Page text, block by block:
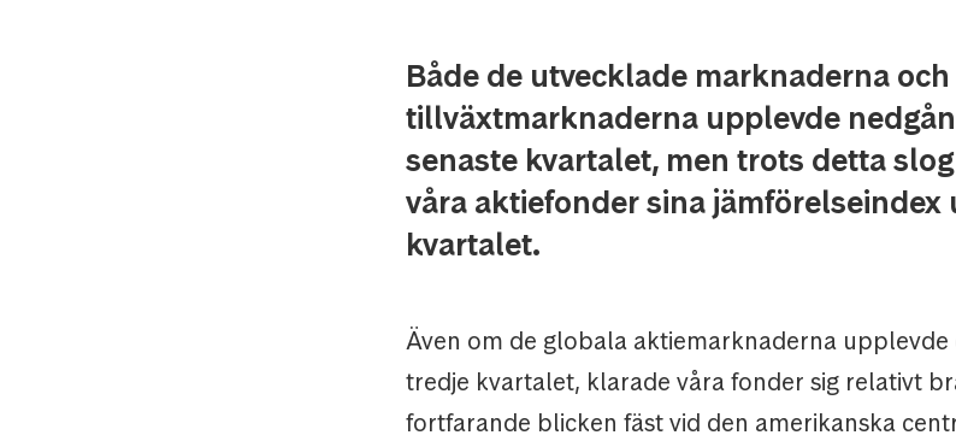
Både de utvecklade marknaderna och
tillväxtmarknaderna upplevde
senaste kvartalet, men trots detta
våra aktiefonder sina jämförelseindex
kvartalet.
Även om de globala aktiemarknaderna upplevde
tredje kvartalet, klarade våra fonder sig relativt
fortfarande blicken fäst vid den amerikanska